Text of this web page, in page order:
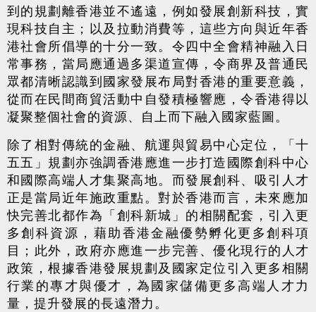
到的規劃離香港並不遙遠，例如發展創新科技，實
現科技自主；以及拉動消費等，這些方向與近年香
港社會所倡導的十分一致。令四中全會精神融入日
常事務，當局應通過多渠道宣傳，令商界及普通民
眾都清晰認識到國家發展布局對香港的重要意義，
從而在民間商貿活動中自發積極響應，令香港得以
凝聚整個社會的資源、自上而下融入國家藍圖。
除了相對傳統的金融、航運與貿易中心定位，「十
五五」規劃亦強調香港應進一步打造國際創科中心
和國際高端人才集聚高地。而發展創科、吸引人才
正是當局近年施政重點。對於香港而言，未來應加
快完善北都作為「創科新城」的相關配套，引入更
多創科資源，藉助香港金融優勢孵化更多創科項
目；此外，政府亦應進一步完善、優化現行的人才
政策，根據香港發展規劃及國家定位引入更多相關
行業的專才與優才，為國家儲備更多高端人才力
量，提升發展的長遠潛力。